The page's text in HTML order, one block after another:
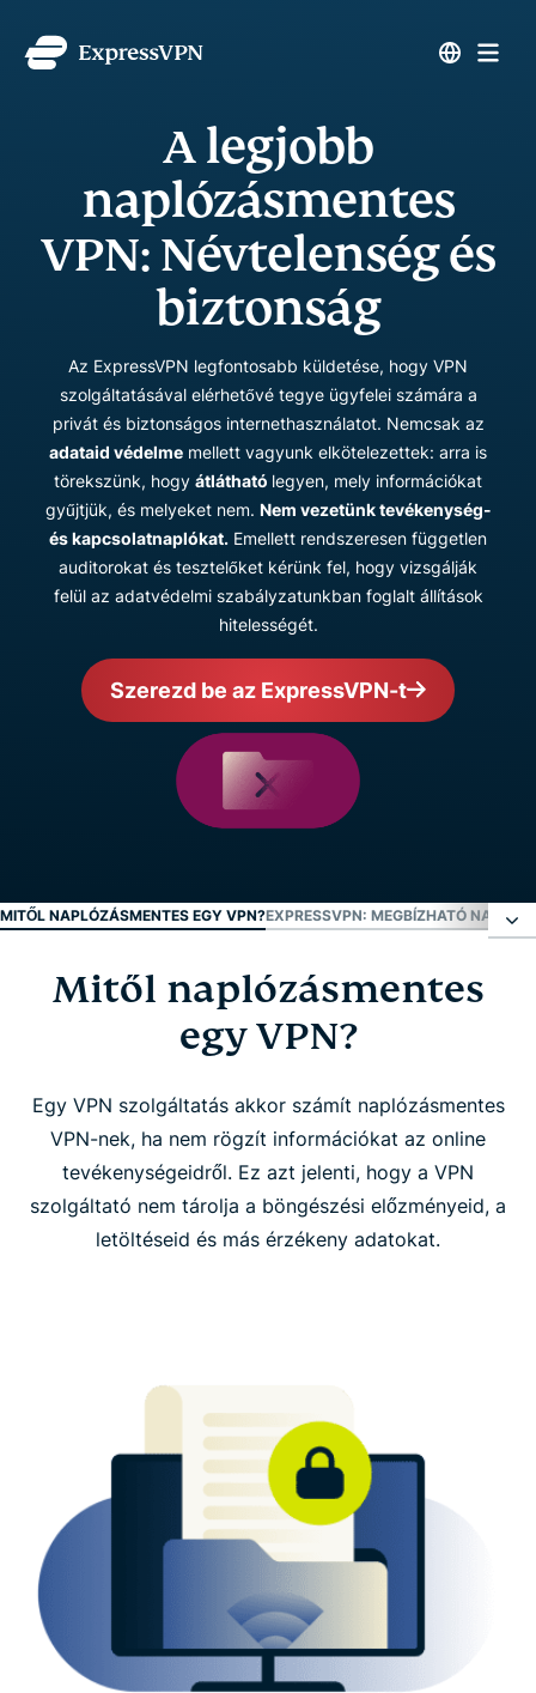
A legjobb
naplózásmentes
VPN: Névtelenség és
biztonság
Az ExpressVPN legfontosabb küldetése, hogy VPN
szolgáltatásával elérhetővé tegye ügyfelei számára a
privát és biztonságos internethasználatot. Nemcsak az
adataid védelme mellett vagyunk elkötelezettek: arra is
törekszünk, hogy átlátható legyen, mely információkat
gyűjtjük, és melyeket nem. Nem vezetünk tevékenység-
és kapcsolatnaplókat. Emellett rendszeresen független
auditorokat és tesztelőket kérünk fel, hogy vizsgálják
felül az adatvédelmi szabályzatunkban foglalt állítások
hitelességét.
Szerezd be az ExpressVPN-t
MITŐL NAPLÓZÁSMENTES EGY VPN?EXPRESSVPN: MEGBÍZHATÓ
Mitől naplózásmentes egy VPN?
ExpressVPN: Megbízható naplózásmentes VPN
Az ExpressVPN által gyűjtött adatok és a gyűjtés
célja
GYIK: Naplózásmentes VPN
Tudj meg többet a VPN használatáról
Olyan VPN-re van szükséged, ami nem vezet
tevékenységnaplót?
Mitől naplózásmentes
egy VPN?
Egy VPN szolgáltatás akkor számít naplózásmentes
VPN-nek, ha nem rögzít információkat az online
tevékenységeidről. Ez azt jelenti, hogy a VPN
szolgáltató nem tárolja a böngészési előzményeid, a
letöltéseid és más érzékeny adatokat.